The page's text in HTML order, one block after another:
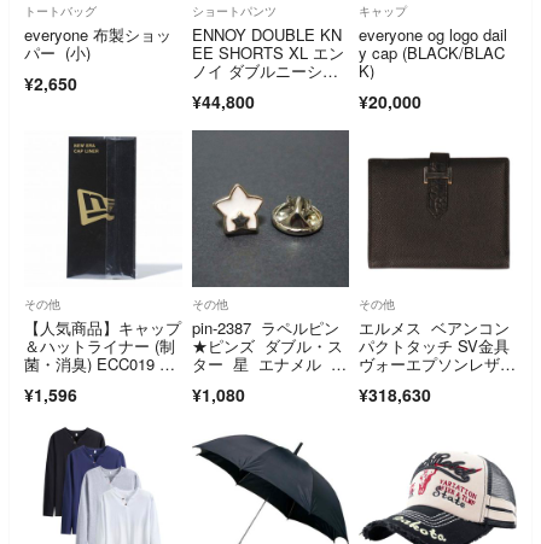
トートバッグ
everyone 布製ショッ
パー (小)
¥2,650
ショートパンツ
ENNOY DOUBLE KN
EE SHORTS XL エン
ノイ ダブルニーショ
物
¥44,800
キャップ
everyone og logo dail
y cap (BLACK/BLAC
K)
¥20,000
その他
【人気商品】キャップ
＆ハットライナー (制
菌・消臭) ECC019 N0
¥1,596
その他
pin-2387 ラペルピン
★ピンズ ダブル・ス
ター 星 エナメル ホ
¥1,080
その他
エルメス ベアンコン
パクトタッチ SV金具
ヴォーエプソンレザー
¥318,630